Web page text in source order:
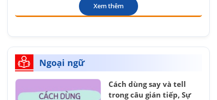
Xem thêm
Ngoại ngữ
Cách dùng say và tell
trong câu gián tiếp, Sự